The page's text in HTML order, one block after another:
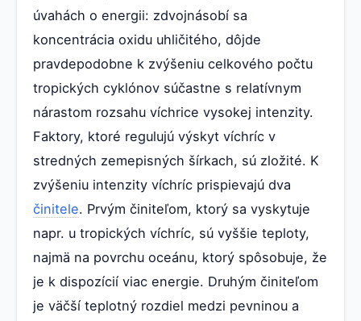
úvahách o energii: zdvojnásobí sa
koncentrácia oxidu uhličitého, dôjde
pravdepodobne k zvýšeniu celkového počtu
tropických cyklónov súčastne s relatívnym
nárastom rozsahu víchrice vysokej intenzity.
Faktory, ktoré regulujú výskyt víchríc v
stredných zemepisných šírkach, sú zložité. K
zvýšeniu intenzity víchríc prispievajú dva
činitele. Prvým činiteľom, ktorý sa vyskytuje
napr. u tropických víchríc, sú vyššie teploty,
najmä na povrchu oceánu, ktorý spôsobuje, že
je k dispozícií viac energie. Druhým činiteľom
je väčší teplotný rozdiel medzi pevninou a